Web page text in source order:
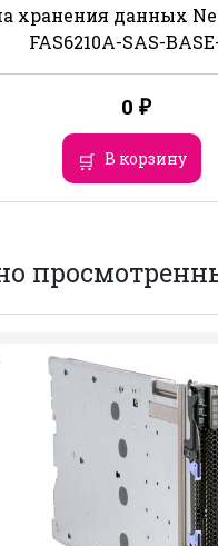
хранения данных
FAS6210A-SAS-
0 ₽
В корзину